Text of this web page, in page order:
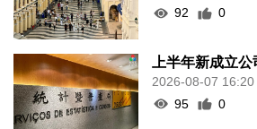
92
0
上半年新成立
2026-08-07 16:20
95
0